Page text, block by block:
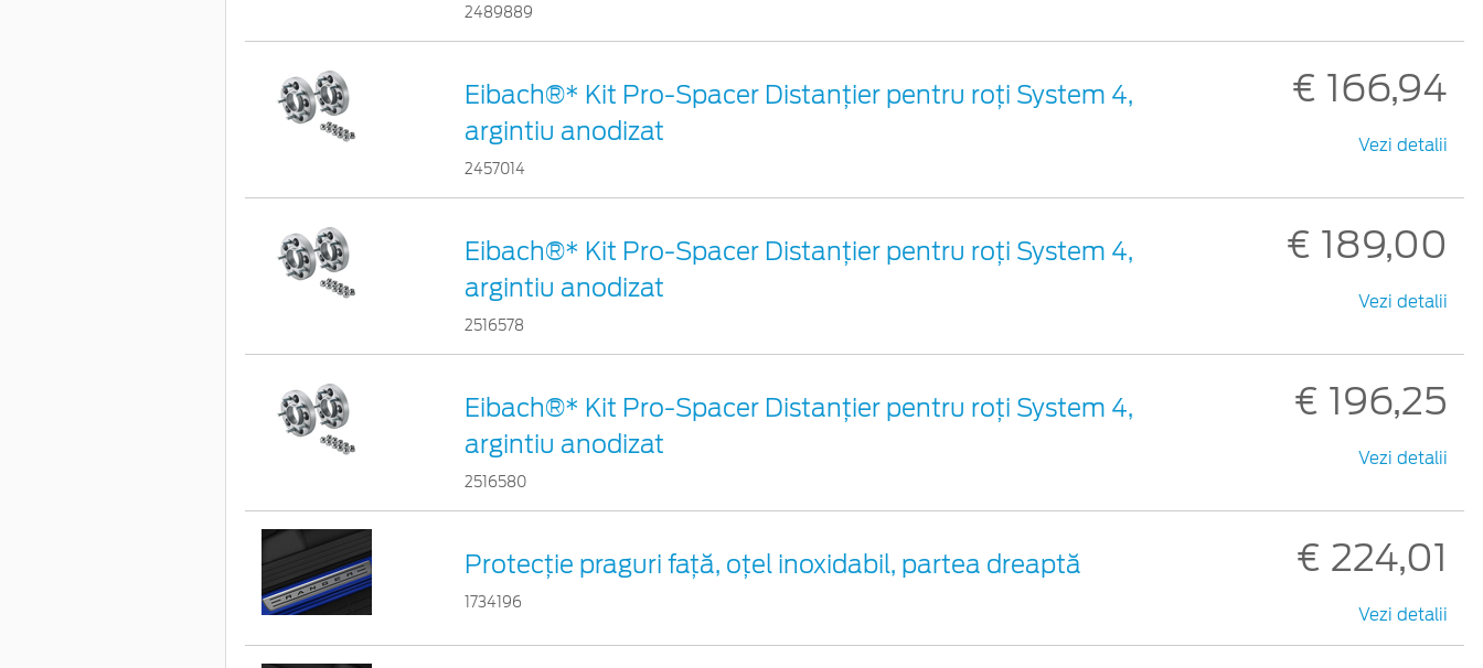
2489889
Eibach®* Kit Pro-Spacer Distanțier pentru roți System 4,
argintiu anodizat
2457014
€ 166,94
Vezi detalii
Eibach®* Kit Pro-Spacer Distanțier pentru roți System 4,
argintiu anodizat
2516578
€ 189,00
Vezi detalii
Eibach®* Kit Pro-Spacer Distanțier pentru roți System 4,
argintiu anodizat
2516580
€ 196,25
Vezi detalii
Protecţie praguri faţă, oţel inoxidabil, partea dreaptă
1734196
€ 224,01
Vezi detalii